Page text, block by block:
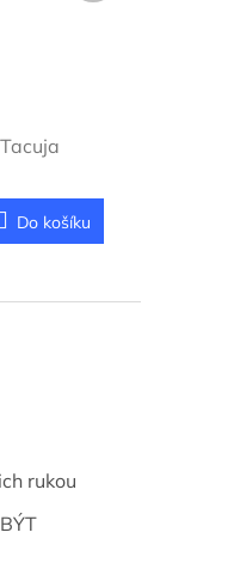
Do košíku
rukou